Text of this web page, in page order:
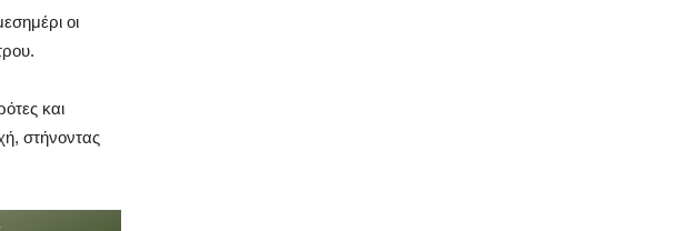
οι
και
στήνοντας